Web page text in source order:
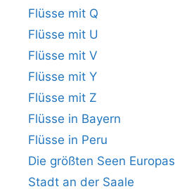
Flüsse mit Q
Flüsse mit U
Flüsse mit V
Flüsse mit Y
Flüsse mit Z
Flüsse in Bayern
Flüsse in Peru
Die größten Seen Europas
Stadt an der Saale